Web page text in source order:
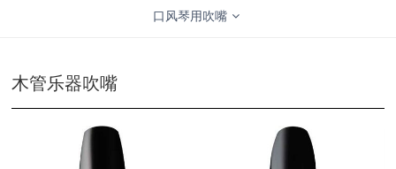
口风琴用吹嘴
木管乐器吹嘴